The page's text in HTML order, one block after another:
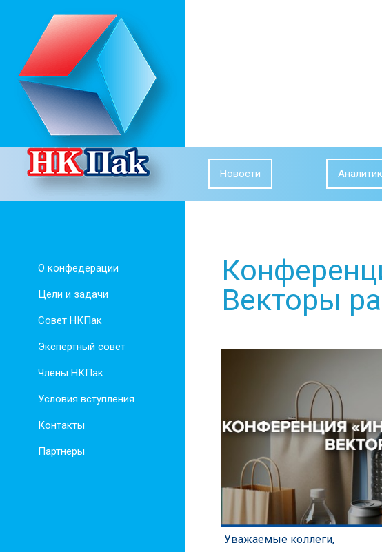
Новости
О конфедерации
Цели и задачи
Совет НКПак
Экспертный совет
Члены НКПак
Условия вступления
Контакты
Партнеры
Векторы
Уважаемые коллеги,